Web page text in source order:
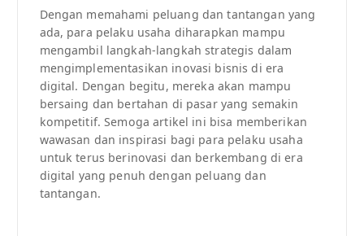
Dengan memahami peluang dan tantangan yang
ada, para pelaku usaha diharapkan mampu
mengambil langkah-langkah strategis dalam
mengimplementasikan inovasi bisnis di era
digital. Dengan begitu, mereka akan mampu
bersaing dan bertahan di pasar yang semakin
kompetitif. Semoga artikel ini bisa memberikan
wawasan dan inspirasi bagi para pelaku usaha
untuk terus berinovasi dan berkembang di era
digital yang penuh dengan peluang dan
tantangan.